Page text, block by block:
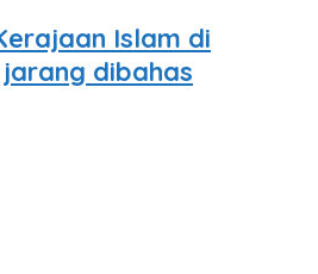
Islam di
dibahas